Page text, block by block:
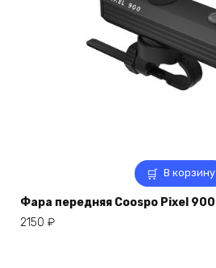
В корзину
Фара передняя Coospo Pixel 900
2150 ₽